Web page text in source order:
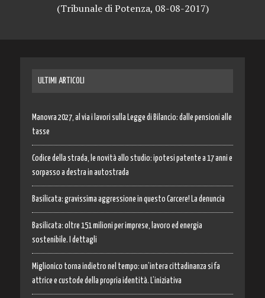
(Tribunale di Potenza, 08-08-2017)
ULTIMI ARTICOLI
Manovra 2027, al via i lavori sulla Legge di Bilancio: dalle pensioni alle
tasse
Codice della strada, le novità allo studio: ipotesi patente a 17 anni e
sorpasso a destra in autostrada
Basilicata: gravissima aggressione in questo Carcere! La denuncia
Basilicata: oltre 151 milioni per imprese, lavoro ed energia
sostenibile. I dettagli
Miglionico torna indietro nel tempo: un’intera cittadinanza si fa
attrice e custode della propria identità. L’iniziativa